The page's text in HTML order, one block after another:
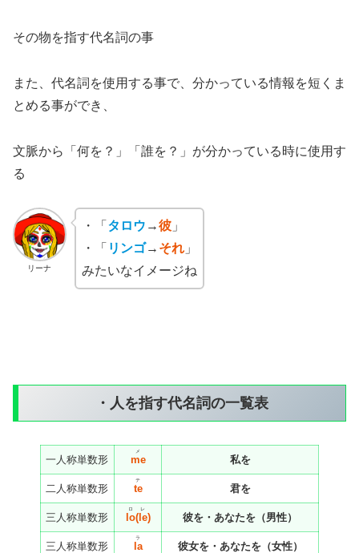
その物を指す代名詞の事
また、代名詞を使用する事で、分かっている情報を短くま
とめる事ができ、
文脈から「何を？」「誰を？」が分かっている時に使用す
る
リーナ
・「 タロウ →彼」
・「 リンゴ→ それ」
みたいなイメージね
・人を指す代名詞の一覧表
一人称単数形 me
メ
私を
二人称単数形 te
テ
君を
三人称単数形 lo
ロ
(le
レ
) 彼を・あなたを（男性）
三人称単数形 la
ラ
彼女を・あなたを（女性）